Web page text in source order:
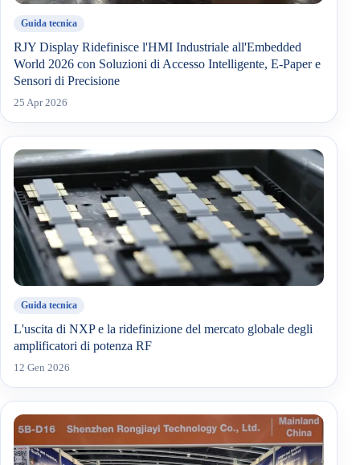
Guida tecnica
RJY Display Ridefinisce l'HMI Industriale all'Embedded
World 2026 con Soluzioni di Accesso Intelligente, E-Paper e
Sensori di Precisione
25 Apr 2026
Guida tecnica
L'uscita di NXP e la ridefinizione del mercato globale degli
amplificatori di potenza RF
12 Gen 2026